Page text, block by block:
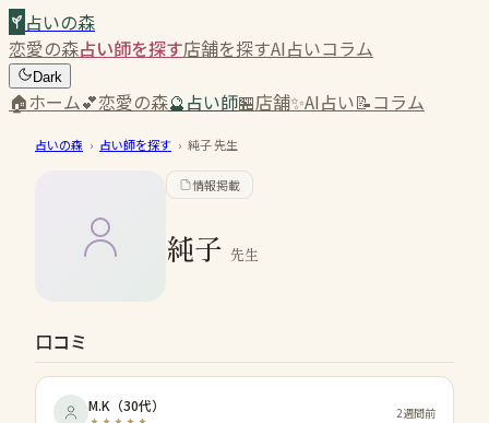
占いの森
恋愛の森占い師を探す店舗を探すAI占いコラム
Dark
🏠ホーム💕恋愛の森🔮占い師🏪店舗✨AI占い📝コラム
占いの森 › 占い師を探す › 純子先生
情報掲載
純子 先生
口コミ
M.K （30代） 2週間前